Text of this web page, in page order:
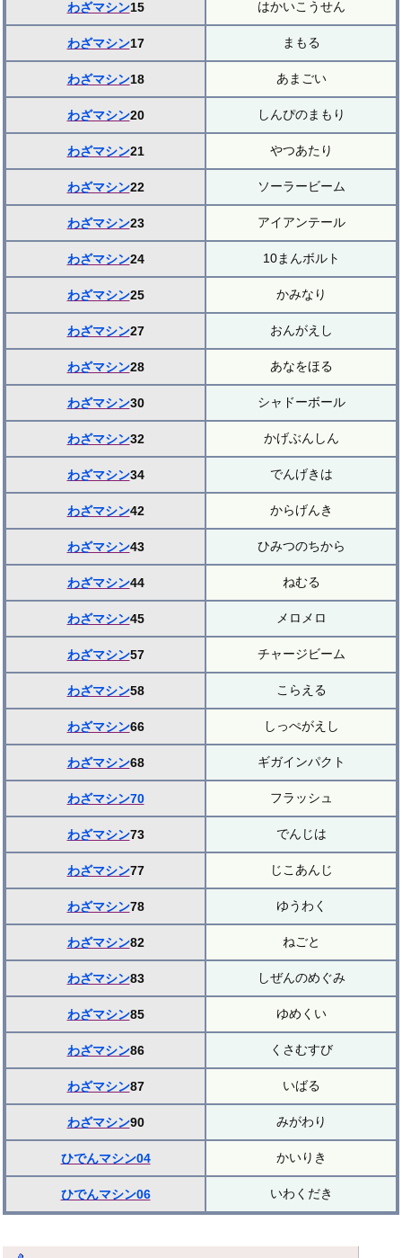
わざマシン15 はかいこうせん
わざマシン17 まもる
わざマシン18 あまごい
わざマシン20 しんぴのまもり
わざマシン21 やつあたり
わざマシン22 ソーラービーム
わざマシン23 アイアンテール
わざマシン24 10まんボルト
わざマシン25 かみなり
わざマシン27 おんがえし
わざマシン28 あなをほる
わざマシン30 シャドーボール
わざマシン32 かげぶんしん
わざマシン34 でんげきは
わざマシン42 からげんき
わざマシン43 ひみつのちから
わざマシン44 ねむる
わざマシン45 メロメロ
わざマシン57 チャージビーム
わざマシン58 こらえる
わざマシン66 しっぺがえし
わざマシン68 ギガインパクト
わざマシン70 フラッシュ
わざマシン73 でんじは
わざマシン77 じこあんじ
わざマシン78 ゆうわく
わざマシン82 ねごと
わざマシン83 しぜんのめぐみ
わざマシン85 ゆめくい
わざマシン86 くさむすび
わざマシン87 いばる
わざマシン90 みがわり
ひでんマシン04 かいりき
ひでんマシン06 いわくだき